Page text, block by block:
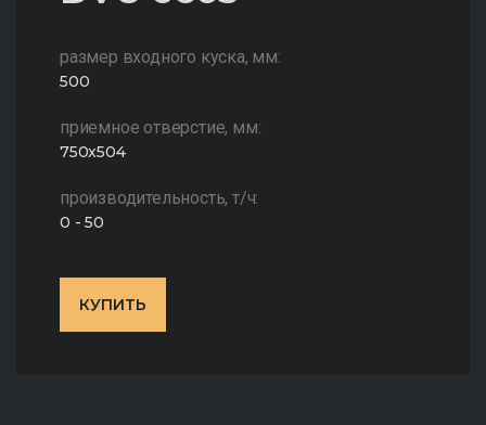
размер входного куска, мм:
500
приемное отверстие, мм:
750x504
производительность, т/ч:
0 - 50
КУПИТЬ